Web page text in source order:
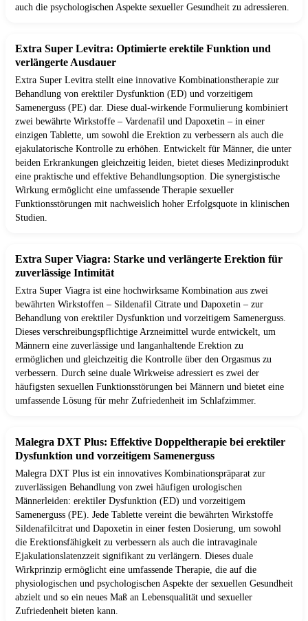
auch die psychologischen Aspekte sexueller Gesundheit zu adressieren.
Extra Super Levitra: Optimierte erektile Funktion und
verlängerte Ausdauer
Extra Super Levitra stellt eine innovative Kombinationstherapie zur
Behandlung von erektiler Dysfunktion (ED) und vorzeitigem
Samenerguss (PE) dar. Diese dual-wirkende Formulierung kombiniert
zwei bewährte Wirkstoffe – Vardenafil und Dapoxetin – in einer
einzigen Tablette, um sowohl die Erektion zu verbessern als auch die
ejakulatorische Kontrolle zu erhöhen. Entwickelt für Männer, die unter
beiden Erkrankungen gleichzeitig leiden, bietet dieses Medizinprodukt
eine praktische und effektive Behandlungsoption. Die synergistische
Wirkung ermöglicht eine umfassende Therapie sexueller
Funktionsstörungen mit nachweislich hoher Erfolgsquote in klinischen
Studien.
Extra Super Viagra: Starke und verlängerte Erektion für
zuverlässige Intimität
Extra Super Viagra ist eine hochwirksame Kombination aus zwei
bewährten Wirkstoffen – Sildenafil Citrate und Dapoxetin – zur
Behandlung von erektiler Dysfunktion und vorzeitigem Samenerguss.
Dieses verschreibungspflichtige Arzneimittel wurde entwickelt, um
Männern eine zuverlässige und langanhaltende Erektion zu
ermöglichen und gleichzeitig die Kontrolle über den Orgasmus zu
verbessern. Durch seine duale Wirkweise adressiert es zwei der
häufigsten sexuellen Funktionsstörungen bei Männern und bietet eine
umfassende Lösung für mehr Zufriedenheit im Schlafzimmer.
Malegra DXT Plus: Effektive Doppeltherapie bei erektiler
Dysfunktion und vorzeitigem Samenerguss
Malegra DXT Plus ist ein innovatives Kombinationspräparat zur
zuverlässigen Behandlung von zwei häufigen urologischen
Männerleiden: erektiler Dysfunktion (ED) und vorzeitigem
Samenerguss (PE). Jede Tablette vereint die bewährten Wirkstoffe
Sildenafilcitrat und Dapoxetin in einer festen Dosierung, um sowohl
die Erektionsfähigkeit zu verbessern als auch die intravaginale
Ejakulationslatenzzeit signifikant zu verlängern. Dieses duale
Wirkprinzip ermöglicht eine umfassende Therapie, die auf die
physiologischen und psychologischen Aspekte der sexuellen Gesundheit
abzielt und so ein neues Maß an Lebensqualität und sexueller
Zufriedenheit bieten kann.